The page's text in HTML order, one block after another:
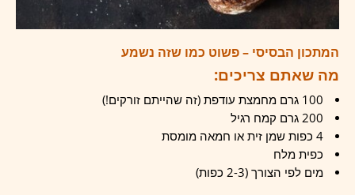
המתכון הבסיסי – פשוט כמו שזה נשמע
מה שאתם צריכים:
100 גרם מחמצת עודפת (זה שהייתם זורקים!)
200 גרם קמח רגיל
4 כפות שמן זית או חמאה מומסת
כפית מלח
מים לפי הצורך (2-3 כפות)